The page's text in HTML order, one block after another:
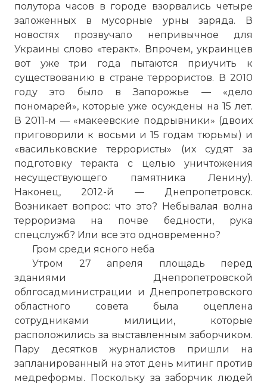
полутора часов в городе взорвались четыре
заложенных в мусорные урны заряда. В
новостях прозвучало непривычное для
Украины слово «теракт». Впрочем, украинцев
вот уже три года пытаются приучить к
существованию в стране террористов. В 2010
году это было в Запорожье — «дело
пономарей», которые уже осуждены на 15 лет.
В 2011-м — «макеевские подрывники» (двоих
приговорили к восьми и 15 годам тюрьмы) и
«васильковские террористы» (их судят за
подготовку теракта с целью уничтожения
несуществующего памятника Ленину).
Наконец, 2012-й — Днепропетровск.
Возникает вопрос: что это? Небывалая волна
терроризма на почве бедности, рука
спецслужб? Или все это одновременно?
Гром среди ясного неба
Утром 27 апреля площадь перед
зданиями Днепропетровской
облгосадминистрации и Днепропетровского
областного совета была оцеплена
сотрудниками милиции, которые
расположились за выставленным заборчиком.
Пару десятков журналистов пришли на
запланированный на этот день митинг против
медреформы. Поскольку за заборчик людей